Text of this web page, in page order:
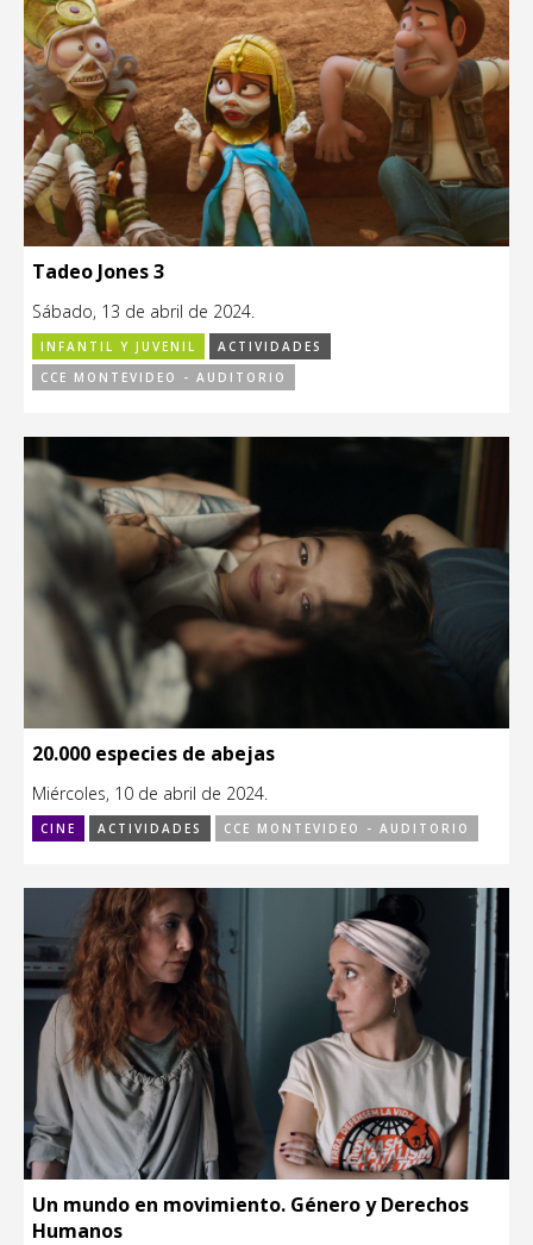
Tadeo Jones 3
Sábado, 13 de abril de 2024.
INFANTIL Y JUVENIL
ACTIVIDADES
CCE MONTEVIDEO - AUDITORIO
20.000 especies de abejas
Miércoles, 10 de abril de 2024.
CINE ACTIVIDADES CCE MONTEVIDEO - AUDITORIO
Un mundo en movimiento. Género y Derechos
Humanos